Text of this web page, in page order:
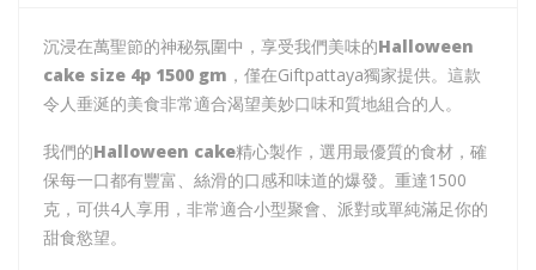
沉浸在萬聖節的神秘氛圍中，享受我們美味的Halloween
cake size 4p 1500 gm ，僅在Giftpattaya獨家提供。這款
令人垂涎的美食非常適合渴望美妙口味和質地組合的人。
我們的Halloween cake精心製作，選用最優質的食材，確
保每一口都有豐富、絲滑的口感和味道的爆發。重達1500
克，可供4人享用，非常適合小型聚會、派對或單純滿足你的
甜食慾望。